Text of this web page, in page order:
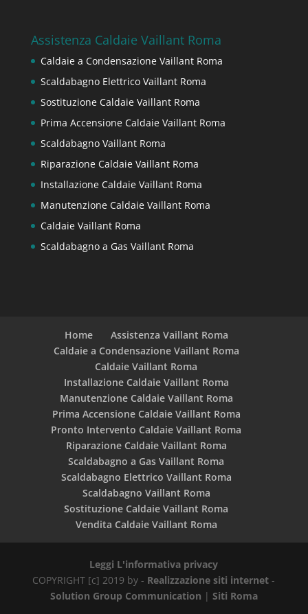
Assistenza Caldaie Vaillant Roma
Caldaie a Condensazione Vaillant Roma
Scaldabagno Elettrico Vaillant Roma
Sostituzione Caldaie Vaillant Roma
Prima Accensione Caldaie Vaillant Roma
Scaldabagno Vaillant Roma
Riparazione Caldaie Vaillant Roma
Installazione Caldaie Vaillant Roma
Manutenzione Caldaie Vaillant Roma
Caldaie Vaillant Roma
Scaldabagno a Gas Vaillant Roma
Home
Assistenza Vaillant Roma
Caldaie a Condensazione Vaillant Roma
Caldaie Vaillant Roma
Installazione Caldaie Vaillant Roma
Manutenzione Caldaie Vaillant Roma
Prima Accensione Caldaie Vaillant Roma
Pronto Intervento Caldaie Vaillant Roma
Riparazione Caldaie Vaillant Roma
Scaldabagno a Gas Vaillant Roma
Scaldabagno Elettrico Vaillant Roma
Scaldabagno Vaillant Roma
Sostituzione Caldaie Vaillant Roma
Vendita Caldaie Vaillant Roma
Leggi L'informativa privacy
COPYRIGHT [c] 2019 by - Realizzazione siti internet -
Solution Group Communication | Siti Roma